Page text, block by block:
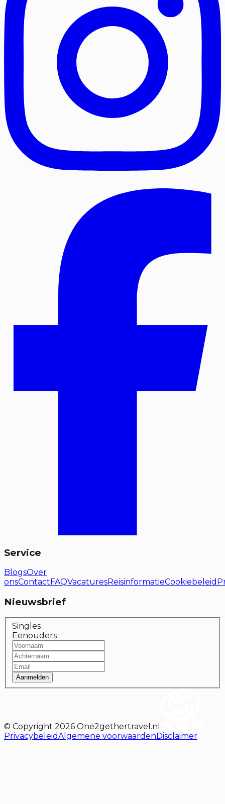
Service
BlogsOver
onsContact FAQVacaturesReisinformatieCookiebeleid
Nieuwsbrief
Singles
Eenouders
Aanmelden
© Copyright 2026 One2gethertravel.nl
PrivacybeleidAlgemene voorwaardenDisclaimer